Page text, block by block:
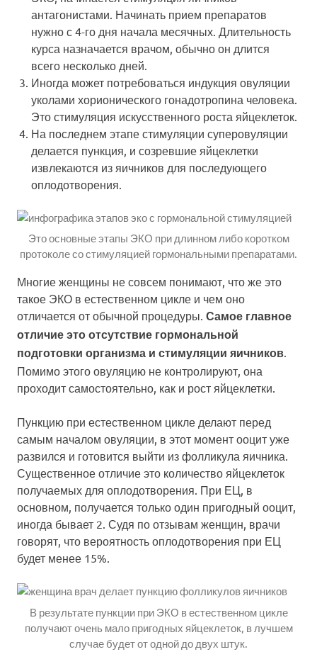
антагонистами. Начинать прием препаратов
нужно с 4-го дня начала месячных. Длительность
курса назначается врачом, обычно он длится
всего несколько дней.
Иногда может потребоваться индукция овуляции
уколами хорионического гонадотропина человека.
Это стимуляция искусственного роста яйцеклеток.
На последнем этапе стимуляции суперовуляции
делается пункция, и созревшие яйцеклетки
извлекаются из яичников для последующего
оплодотворения.
Это основные этапы ЭКО при длинном либо коротком
протоколе со стимуляцией гормональными препаратами.
Многие женщины не совсем понимают, что же это
такое ЭКО в естественном цикле и чем оно
отличается от обычной процедуры. Самое главное
отличие это отсутствие гормональной
подготовки организма и стимуляции яичников.
Помимо этого овуляцию не контролируют, она
проходит самостоятельно, как и рост яйцеклетки.
Пункцию при естественном цикле делают перед
самым началом овуляции, в этот момент ооцит уже
развился и готовится выйти из фолликула яичника.
Существенное отличие это количество яйцеклеток
получаемых для оплодотворения. При ЕЦ, в
основном, получается только один пригодный ооцит,
иногда бывает 2. Судя по отзывам женщин, врачи
говорят, что вероятность оплодотворения при ЕЦ
будет менее 15%.
В результате пункции при ЭКО в естественном цикле
получают очень мало пригодных яйцеклеток, в лучшем
случае будет от одной до двух штук.